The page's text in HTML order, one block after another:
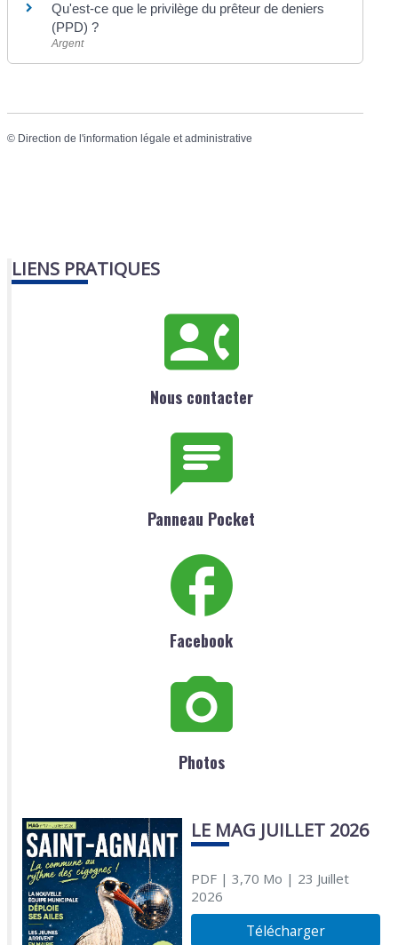
Qu'est-ce que le privilège du prêteur de deniers
(PPD) ?
Argent
© Direction de l'information légale et administrative
LIENS PRATIQUES
Nous contacter
Panneau Pocket
Facebook
Photos
LE MAG JUILLET 2026
PDF| 3,70 Mo | 23 Juillet
2026
Télécharger